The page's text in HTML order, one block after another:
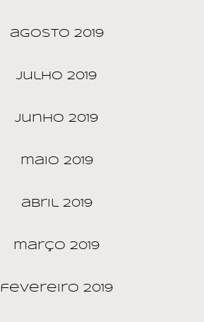
agosto 2019
julho 2019
junho 2019
maio 2019
abril 2019
março 2019
fevereiro 2019